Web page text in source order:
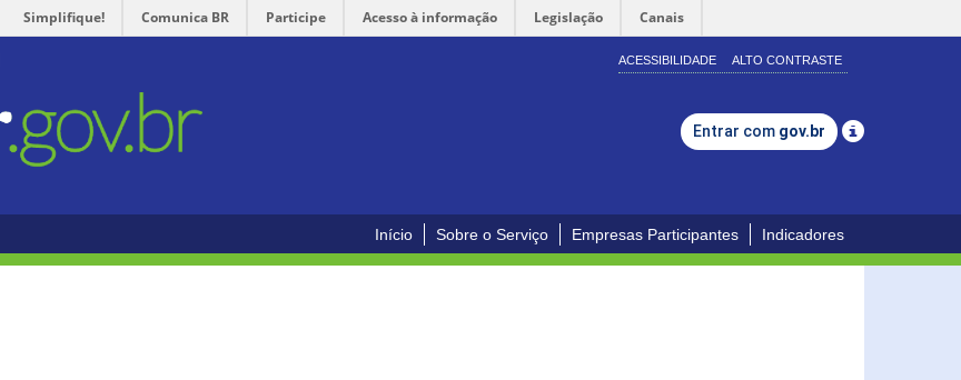
Simplifique! Comunica BR Participe Acesso à informação Legislação Canais
ACESSIBILIDADE ALTO CONTRASTE
Entrar com gov.br
Início Sobre o Serviço Empresas Participantes Indicadores